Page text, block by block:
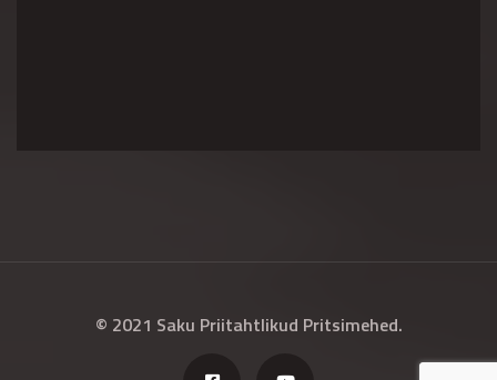
© 2021 Saku Priitahtlikud Pritsimehed.